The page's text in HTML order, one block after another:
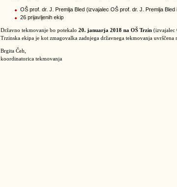
OŠ prof. dr. J. Premlja Bled (izvajalec OŠ prof. dr. J. Premlja Bled
26 prijavljenih ekip
Državno tekmovanje bo potekalo 20. januarja 2018 na OŠ Trzin (izvajalec
Trzinska ekipa je kot zmagovalka zadnjega državnega tekmovanja uvrščena
Brgita Čeh,
koordinatorica tekmovanja